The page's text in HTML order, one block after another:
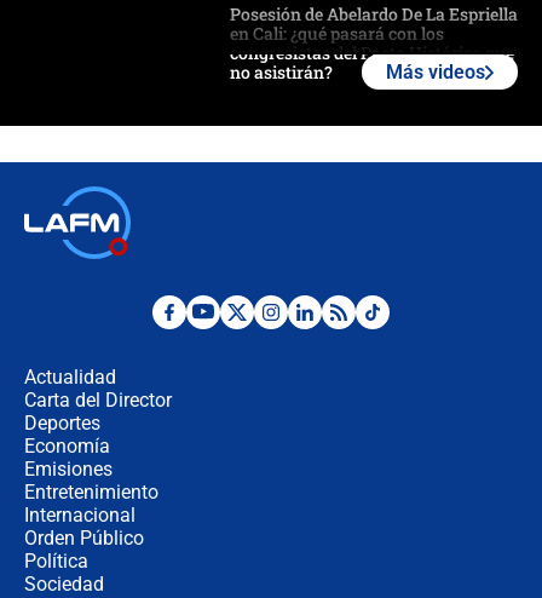
Posesión de Abelardo De La Espriella
en Cali: ¿qué pasará con los
congresistas del Pacto Histórico que
no asistirán?
¿Por qué De la Espriella gobernará
Más videos
Actualidad
Carta del Director
Deportes
Economía
Emisiones
Entretenimiento
Internacional
Orden Público
Política
Sociedad